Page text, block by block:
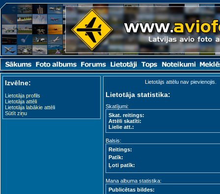
Izvēlne:
Lietotāja profils
Lietotāja attēli
Lietotāja labākie attēli
Sūtīt ziņu
Lietotājs attēlu nav pievienojis.
Lietotāja statistika:
Skatījumi:
Skat. reitings:
Attēli skatīti:
Lielie att.:
Balsis:
Reitings:
Patīk:
Ļoti patīk:
Mana albuma statistika:
Publicētas bildes: